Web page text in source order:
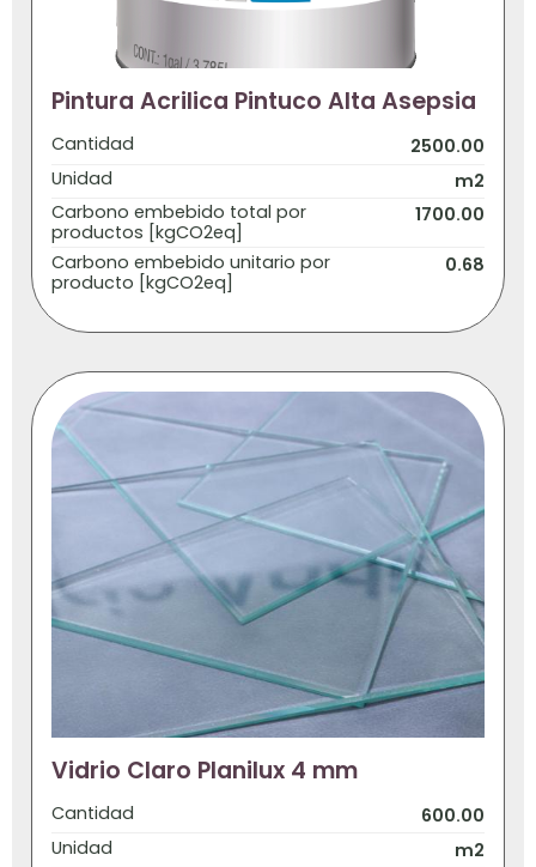
Pintura Acrilica Pintuco Alta Asepsia
Cantidad
2500.00
Unidad
m2
Carbono embebido total por
productos [kgCO2eq]
1700.00
Carbono embebido unitario por
producto [kgCO2eq]
0.68
Vidrio Claro Planilux 4 mm
Cantidad
600.00
Unidad
m2